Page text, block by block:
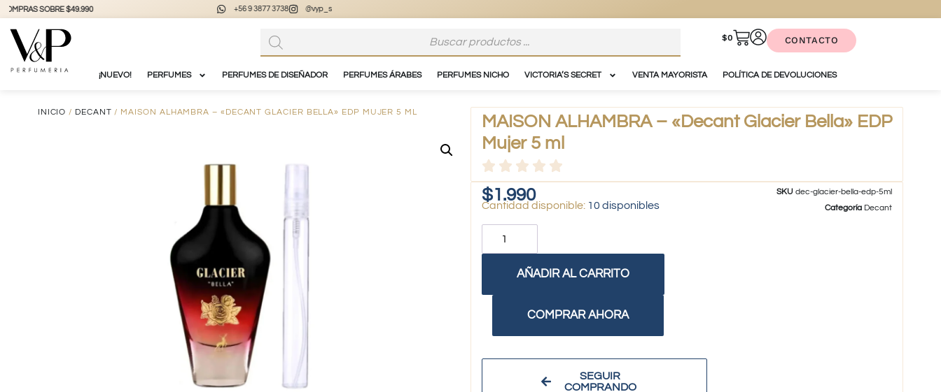
+56 9 3877 3738
$0 CONTACTO
¡NUEVO! PERFUMES PERFUMES DE DISEÑADOR PERFUMES ÁRABES PERFUMES NICHO VICTORIA’S SECRET VENTA MAYORISTA POLÍTICA DE DEVOLUCIONES
INICIO / DECANT / MAISON ALHAMBRA – «DECANT GLACIER BELLA» EDP MUJER 5 ML
MAISON ALHAMBRA – «Decant Glacier Bella» EDP
Mujer 5 ml
$1.990
10 disponibles
AÑADIR AL CARRITO
COMPRAR AHORA
SEGUIR
COMPRANDO
SKUdec-glacier-bella-edp-5ml
Categoría Decant